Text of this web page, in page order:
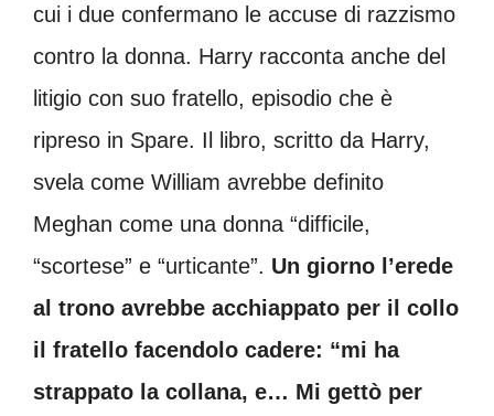
cui i due confermano le accuse di razzismo
contro la donna. Harry racconta anche del
litigio con suo fratello, episodio che è
ripreso in Spare. Il libro, scritto da Harry,
svela come William avrebbe definito
Meghan come una donna “difficile,
“scortese” e “urticante”. Un giorno l’erede
al trono avrebbe acchiappato per il collo
il fratello facendolo cadere: “mi ha
strappato la collana, e… Mi gettò per